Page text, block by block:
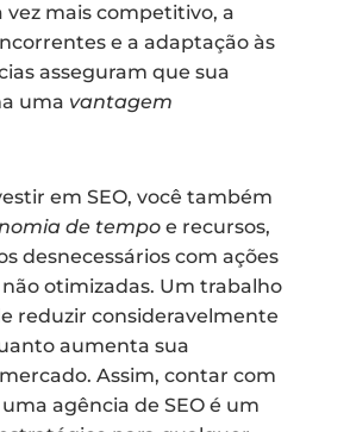
vez mais competitivo, a
e a adaptação às
asseguram que sua
uma vantagem
em SEO, você também
de tempo e recursos,
desnecessários com ações
otimizadas. Um trabalho
reduzir consideravelmente
aumenta sua
Assim, contar com
agência de SEO é um